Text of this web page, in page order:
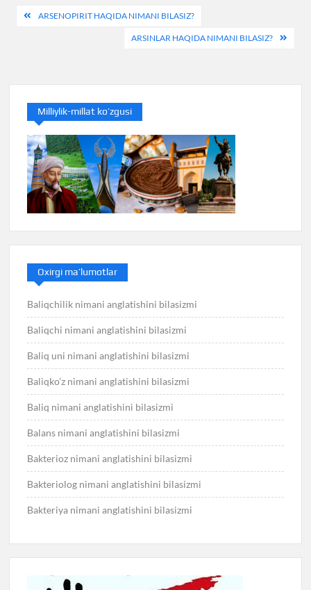
PostARSENOPIRIT HAQIDA NIMANI BILASIZ?
ARSINLAR HAQIDA NIMANI BILASIZ?
Milliylik-millat ko’zgusi
Oxirgi ma’lumotlar
Baliqchilik nimani anglatishini bilasizmi
Baliqchi nimani anglatishini bilasizmi
Baliq uni nimani anglatishini bilasizmi
Baliqko’z nimani anglatishini bilasizmi
Baliq nimani anglatishini bilasizmi
Balans nimani anglatishini bilasizmi
Bakterioz nimani anglatishini bilasizmi
Bakteriolog nimani anglatishini bilasizmi
Bakteriya nimani anglatishini bilasizmi